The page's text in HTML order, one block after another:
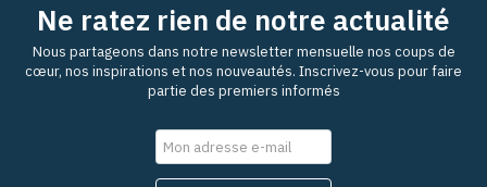
Ne ratez rien de notre actualité
Nous partageons dans notre newsletter mensuelle nos coups de
cœur, nos inspirations et nos nouveautés. Inscrivez-vous pour faire
partie des premiers informés